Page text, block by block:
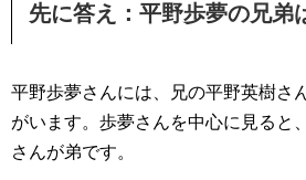
先に答え：平野歩夢の兄弟
平野歩夢さんには、兄の平野英樹さ
がいます。歩夢さんを中心に見ると
さんが弟です。